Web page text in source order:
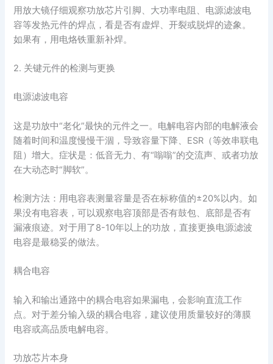
用放大镜仔细观察功放芯片引脚、大功率电阻、电源滤波电
容等发热元件的焊点，看是否有虚焊、开裂或脱焊的迹象。
如果有，用电烙铁重新补焊。
2. 关键元件的检测与更换
电源滤波电容
这是功放中“老化”最快的元件之一。电解电容内部的电解液会
随着时间和温度慢慢干涸，导致容量下降、ESR（等效串联电
阻）增大。症状是：低音无力、有“嗡嗡”的交流声、或者功放
在大动态时“脚软”。
检测方法：用电容表测量容量是否在标称值的±20%以内。如
果没有电容表，可以观察电容顶部是否有鼓包、底部是否有
漏液痕迹。对于用了8-10年以上的功放，直接更换电源滤波
电容是最稳妥的做法。
耦合电容
输入和输出通路中的耦合电容如果漏电，会影响直流工作
点。对于差分输入级的耦合电容，建议使用质量较好的薄膜
电容或高品质电解电容。
功放芯片本身